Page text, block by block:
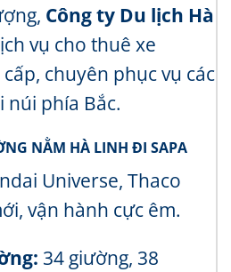
Công ty Du lịch Hà
vụ cho thuê xe
chuyên phục vụ các
phía Bắc.
NẰM HÀ LINH ĐI SAPA
Universe, Thaco
vận hành cực êm.
34 giường, 38